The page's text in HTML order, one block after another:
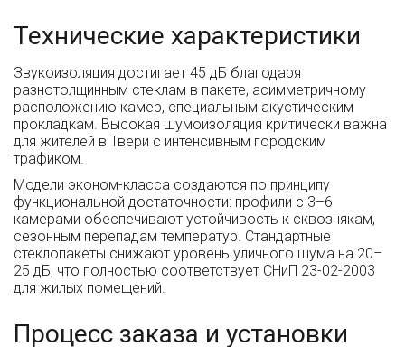
Технические характеристики
Звукоизоляция достигает 45 дБ благодаря
разнотолщинным стеклам в пакете, асимметричному
расположению камер, специальным акустическим
прокладкам. Высокая шумоизоляция критически важна
для жителей в Твери с интенсивным городским
трафиком.
Модели эконом-класса создаются по принципу
функциональной достаточности: профили с 3–6
камерами обеспечивают устойчивость к сквознякам,
сезонным перепадам температур. Стандартные
стеклопакеты снижают уровень уличного шума на 20–
25 дБ, что полностью соответствует СНиП 23-02-2003
для жилых помещений.
Процесс заказа и установки